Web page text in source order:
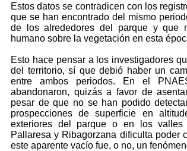
Estos datos se contradicen con los
que se han encontrado del mismo
de los alrededores del parque y que
humano sobre la vegetación en esta
Esto hace pensar a los investigadores
del territorio, sí que debió haber un
entre ambos periodos. En el
abandonaron, quizás a favor de
pesar de que no se han podido
prospecciones de superficie en
exteriores del parque o en los valles
Pallaresa y Ribagorzana dificulta poder
este aparente vacío fue, o no, un